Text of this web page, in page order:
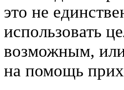
это не
использовать
возможным,
на помощь